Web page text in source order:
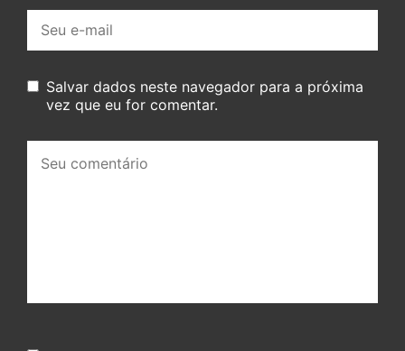
mail:
Salvar dados neste navegador para a próxima
vez que eu for comentar.
comentário: